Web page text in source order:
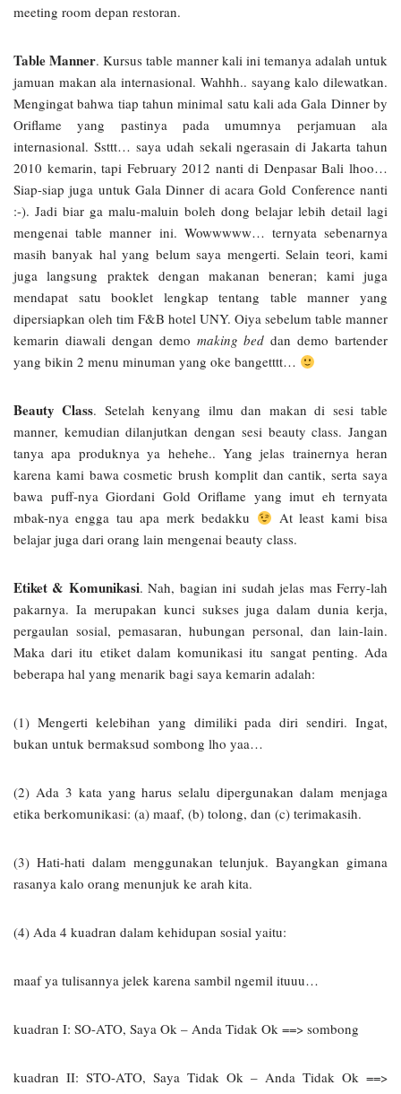
meeting room depan restoran.
Table Manner. Kursus table manner kali ini temanya adalah untuk
jamuan makan ala internasional. Wahhh.. sayang kalo dilewatkan.
Mengingat bahwa tiap tahun minimal satu kali ada Gala Dinner by
Oriflame yang pastinya pada umumnya perjamuan ala
internasional. Ssttt… saya udah sekali ngerasain di Jakarta tahun
2010 kemarin, tapi February 2012 nanti di Denpasar Bali lhoo…
Siap-siap juga untuk Gala Dinner di acara Gold Conference nanti
:-). Jadi biar ga malu-maluin boleh dong belajar lebih detail lagi
mengenai table manner ini. Wowwwww… ternyata sebenarnya
masih banyak hal yang belum saya mengerti. Selain teori, kami
juga langsung praktek dengan makanan beneran; kami juga
mendapat satu booklet lengkap tentang table manner yang
dipersiapkan oleh tim F&B hotel UNY. Oiya sebelum table manner
kemarin diawali dengan demo making bed dan demo bartender
yang bikin 2 menu minuman yang oke bangetttt…
Beauty Class. Setelah kenyang ilmu dan makan di sesi table
manner, kemudian dilanjutkan dengan sesi beauty class. Jangan
tanya apa produknya ya hehehe.. Yang jelas trainernya heran
karena kami bawa cosmetic brush komplit dan cantik, serta saya
bawa puff-nya Giordani Gold Oriflame yang imut eh ternyata
mbak-nya engga tau apa merk bedakku
At least kami bisa
belajar juga dari orang lain mengenai beauty class.
Etiket & Komunikasi. Nah, bagian ini sudah jelas mas Ferry-lah
pakarnya. Ia merupakan kunci sukses juga dalam dunia kerja,
pergaulan sosial, pemasaran, hubungan personal, dan lain-lain.
Maka dari itu etiket dalam komunikasi itu sangat penting. Ada
beberapa hal yang menarik bagi saya kemarin adalah:
(1) Mengerti kelebihan yang dimiliki pada diri sendiri. Ingat,
bukan untuk bermaksud sombong lho yaa…
(2) Ada 3 kata yang harus selalu dipergunakan dalam menjaga
etika berkomunikasi: (a) maaf, (b) tolong, dan (c) terimakasih.
(3) Hati-hati dalam menggunakan telunjuk. Bayangkan gimana
rasanya kalo orang menunjuk ke arah kita.
(4) Ada 4 kuadran dalam kehidupan sosial yaitu:
maaf ya tulisannya jelek karena sambil ngemil ituuu…
kuadran I: SO-ATO, Saya Ok – Anda Tidak Ok ==> sombong
kuadran II: STO-ATO, Saya Tidak Ok – Anda Tidak Ok ==>